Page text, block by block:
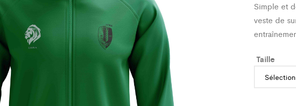
Simple et
veste de
Taille